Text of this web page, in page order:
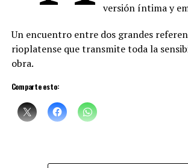
versión íntima y
Un encuentro entre dos grandes
rioplatense que transmite toda la
obra.
Comparte esto: